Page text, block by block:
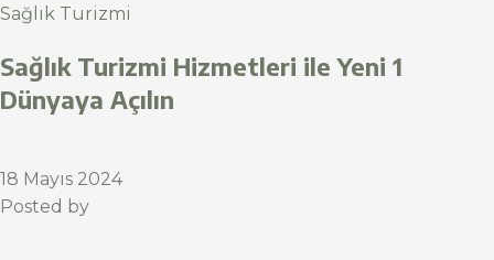
Sağlık Turizmi
Sağlık Turizmi Hizmetleri ile Yeni 1
Dünyaya Açılın
18 Mayıs 2024
Posted by